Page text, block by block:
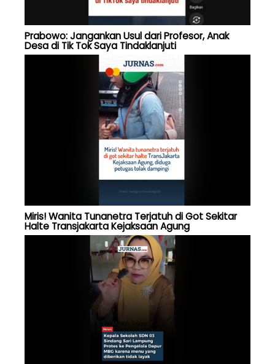
Prabowo: Jangankan Usul dari Profesor, Anak
Desa di Tik Tok Saya Tindaklanjuti
Miris! Wanita Tunanetra Terjatuh di Got Sekitar
Halte Transjakarta Kejaksaan Agung